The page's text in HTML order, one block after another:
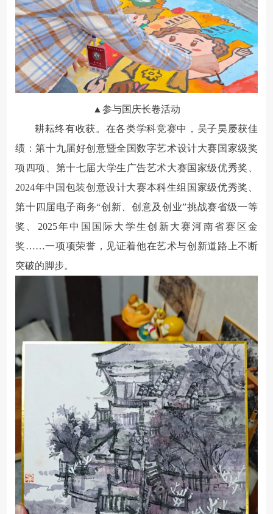
▲参与国庆长卷活动
耕耘终有收获。在各类学科竞赛中，吴子昊屡获佳
绩：第十九届好创意暨全国数字艺术设计大赛国家级奖
项四项、第十七届大学生广告艺术大赛国家级优秀奖、
2024年中国包装创意设计大赛本科生组国家级优秀奖、
第十四届电子商务“创新、创意及创业”挑战赛省级一等
奖、2025年中国国际大学生创新大赛河南省赛区金
奖……一项项荣誉，见证着他在艺术与创新道路上不断
突破的脚步。